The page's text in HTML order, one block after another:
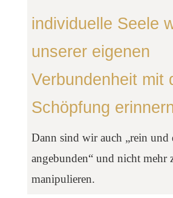
individuelle Seele
unserer eigenen
Verbundenheit mit
Schöpfung
Dann sind wir auch „rein und
angebunden“ und nicht mehr
manipulieren.